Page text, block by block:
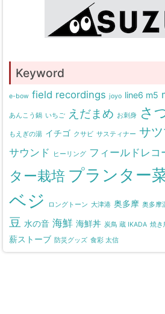
Keyword
e-bow field recordings joyo line6 m5
あんこう鍋 いちご えだまめ お刺身 さ
もえぎの湯 イチゴ クサビ サスティナー サ
サウンド
ヒーリング フィールドレコ
ター栽培 プランター
ベジ
ロングトーン 大津港 奥多摩 奥多摩
豆 水の音 海鮮 海鮮丼 炭鳥 蔵 IKADA 焼き
薪ストーブ 防災グッズ 食彩 太信